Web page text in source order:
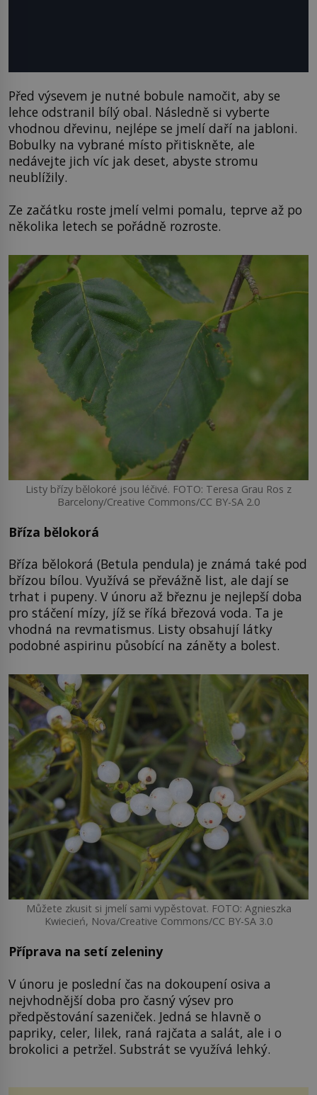
Před výsevem je nutné bobule namočit, aby se
lehce odstranil bílý obal. Následně si vyberte
vhodnou dřevinu, nejlépe se jmelí daří na jabloni.
Bobulky na vybrané místo přitiskněte, ale
nedávejte jich víc jak deset, abyste stromu
neublížily.
Ze začátku roste jmelí velmi pomalu, teprve až po
několika letech se pořádně rozroste.
Listy břízy bělokoré jsou léčivé. FOTO: Teresa Grau Ros z
Barcelony/Creative Commons/CC BY-SA 2.0
Bříza bělokorá
Bříza bělokorá (Betula pendula) je známá také pod
břízou bílou. Využívá se převážně list, ale dají se
trhat i pupeny. V únoru až březnu je nejlepší doba
pro stáčení mízy, jíž se říká březová voda. Ta je
vhodná na revmatismus. Listy obsahují látky
podobné aspirinu působící na záněty a bolest.
Můžete zkusit si jmelí sami vypěstovat. FOTO: Agnieszka
Kwiecień, Nova/Creative Commons/CC BY-SA 3.0
Příprava na setí zeleniny
V únoru je poslední čas na dokoupení osiva a
nejvhodnější doba pro časný výsev pro
předpěstování sazeniček. Jedná se hlavně o
papriky, celer, lilek, raná rajčata a salát, ale i o
brokolici a petržel. Substrát se využívá lehký.